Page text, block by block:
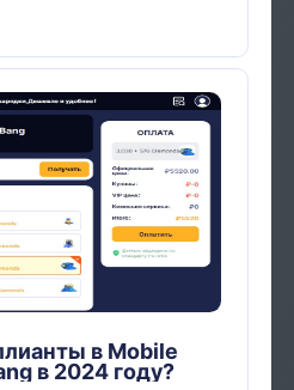
в Mobile
в 2024 году?